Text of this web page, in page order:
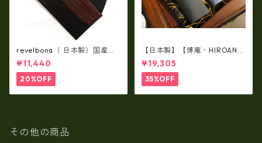
revelbona（ 日本製）国産牛
革製・お札入れ ロングウォ
レット rl-001
¥11,440
20%OFF
【日本製】【博庵・HIROAN】
最高級牛革（ボーテッド）札
入れ・長財布 ha-21535
¥19,305
35%OFF
その他の商品